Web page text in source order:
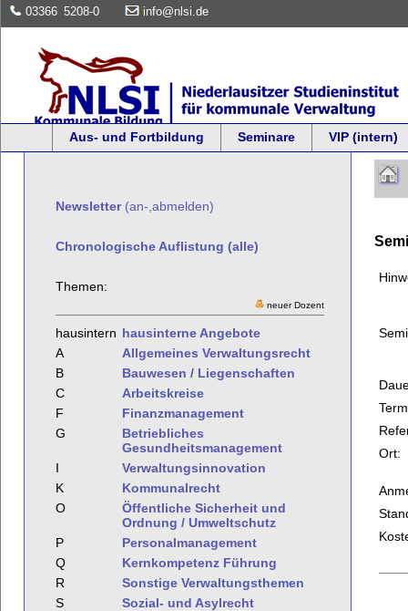
03366 5208-0 info@nlsi.de
Aus- und Fortbildung Seminare VIP (intern)
Newsletter(an-,abmelden)
Chronologische Auflistung (alle)
Themen:
neuer Dozent
hausintern hausinterne Angebote
A
Allgemeines Verwaltungsrecht
B
Bauwesen / Liegenschaften
C
Arbeitskreise
F
Finanzmanagement
G
Betriebliches
Gesundheitsmanagement
I
Verwaltungsinnovation
K
Kommunalrecht
O
Öffentliche Sicherheit und
Ordnung / Umweltschutz
P
Personalmanagement
Q
Kernkompetenz Führung
R
Sonstige Verwaltungsthemen
S
Sozial- und Asylrecht
Ort: